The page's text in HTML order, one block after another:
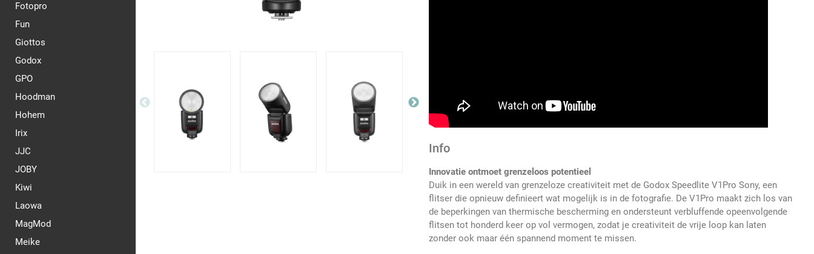
Fotopro
Fun
Giottos
Godox
GPO
Hoodman
Hohem
Irix
JJC
JOBY
Kiwi
Laowa
MagMod
Meike
Info
Innovatie ontmoet grenzeloos potentieel
Duik in een wereld van grenzeloze creativiteit met de Godox Speedlite V1Pro Sony, een
flitser die opnieuw definieert wat mogelijk is in de fotografie. De V1Pro maakt zich los van
de beperkingen van thermische bescherming en ondersteunt verbluffende opeenvolgende
flitsen tot honderd keer op vol vermogen, zodat je creativiteit de vrije loop kan laten
zonder ook maar één spannend moment te missen.